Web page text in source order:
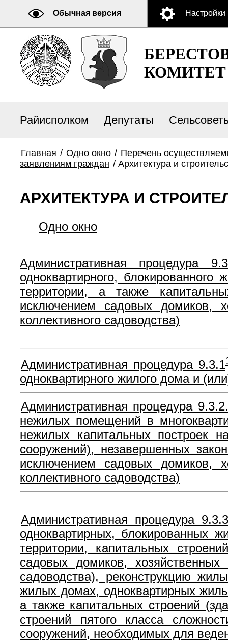
Обычная версия Настройки
КОМИТЕТ
Райисполком Депутаты
Главная / Одно окно / Перечень
заявлениям граждан / Архитектура и
АРХИТЕКТУРА И
Одно окно
Административная процедура
одноквартирного,
территории, а также
исключением садовых домиков,
коллективного садоводства)
Административная процедура 9.3.1
одноквартирного жилого дома и
Административная процедура
нежилых помещений в
нежилых капитальных построек
сооружений), незавершенных
исключением садовых домиков,
коллективного садоводства)
Административная процедура
одноквартирных, блокированных
территории, капитальных
садовых домиков,
садоводства), реконструкцию
жилых домах, одноквартирных
а также капитальных строений
строений пятого класса
сооружений, необходимых для